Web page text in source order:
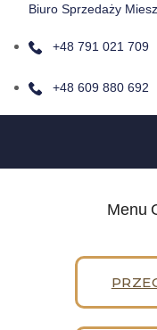
Biuro Sprzedaży
+48 791 021 709
+48 609 880 692
Menu